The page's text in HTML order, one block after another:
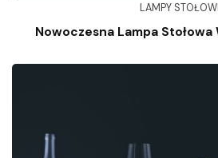
LAMPY
Nowoczesna Lampa